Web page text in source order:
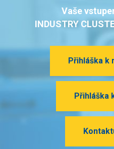
Vaše
INDUSTRY
Přihláška k
Přihláška